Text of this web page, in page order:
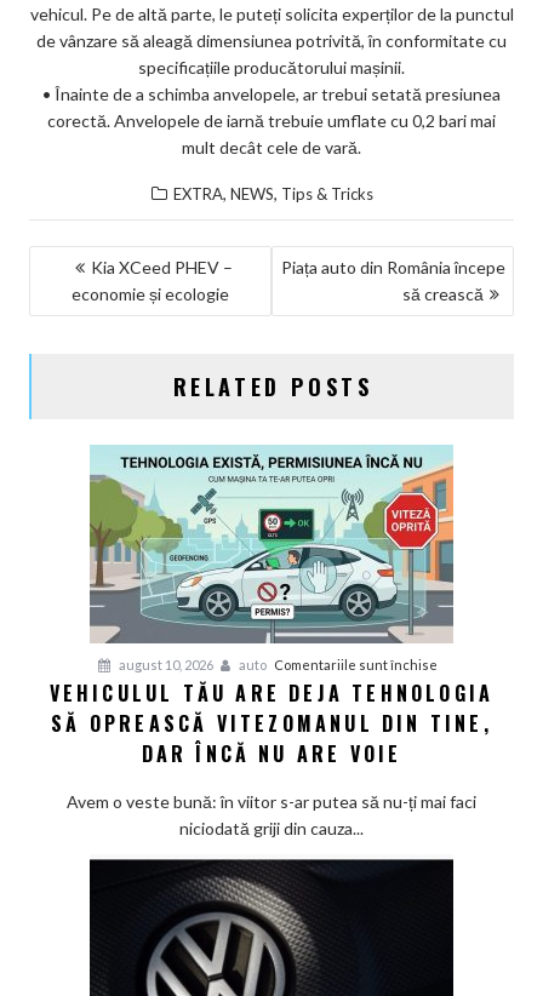
vehicul. Pe de altă parte, le puteți solicita experților de la punctul
de vânzare să aleagă dimensiunea potrivită, în conformitate cu
specificațiile producătorului mașinii.
• Înainte de a schimba anvelopele, ar trebui setată presiunea
corectă. Anvelopele de iarnă trebuie umflate cu 0,2 bari mai
mult decât cele de vară.
EXTRA, NEWS, Tips & Tricks
NAVIGARE
Kia XCeed PHEV –
economie și ecologie
Piața auto din România începe
să crească
RELATED POSTS
august 10, 2026 auto Comentariile sunt închise
Vehiculul
tău
tehnologia
VEHICULUL TĂU ARE DEJA TEHNOLOGIA
SĂ OPREASCĂ VITEZOMANUL DIN TINE,
DAR ÎNCĂ NU ARE VOIE
Avem o veste bună: în viitor s-ar putea să nu-ți mai faci
niciodată griji din cauza...